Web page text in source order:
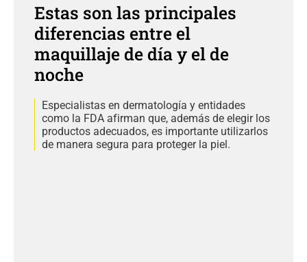
Estas son las principales
diferencias entre el
maquillaje de día y el de
noche
Especialistas en dermatología y entidades
como la FDA afirman que, además de elegir los
productos adecuados, es importante utilizarlos
de manera segura para proteger la piel.